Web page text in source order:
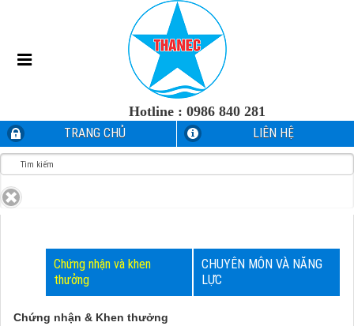
Hotline : 0986 840 281
TRANG CHỦ LIÊN HỆ
Chứng nhận và khen
thưởng
CHUYÊN MÔN VÀ NĂNG
LỰC
Chứng nhận & Khen thưởng